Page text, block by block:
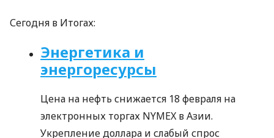
Сегодня в Итогах:
Энергетика и
энергоресурсы
Цена на нефть снижается 18 февраля на
электронных торгах NYMEX в Азии.
Укрепление доллара и слабый спрос